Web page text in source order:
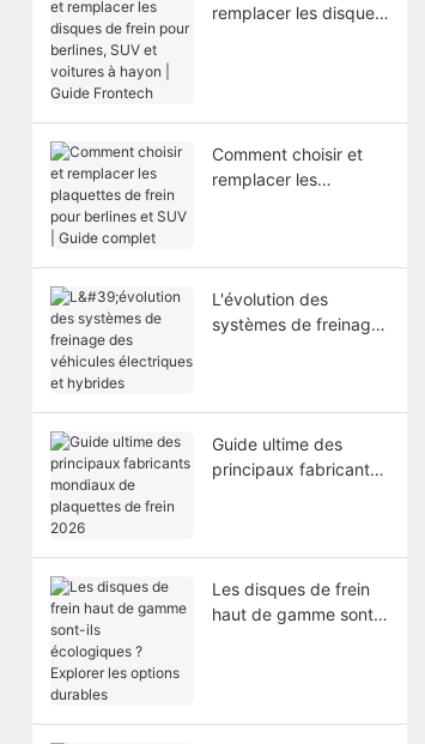
remplacer les disques
Comment choisir et
remplacer les
L'évolution des
systèmes de freinage
Guide ultime des
principaux fabricants
Les disques de frein
haut de gamme sont-